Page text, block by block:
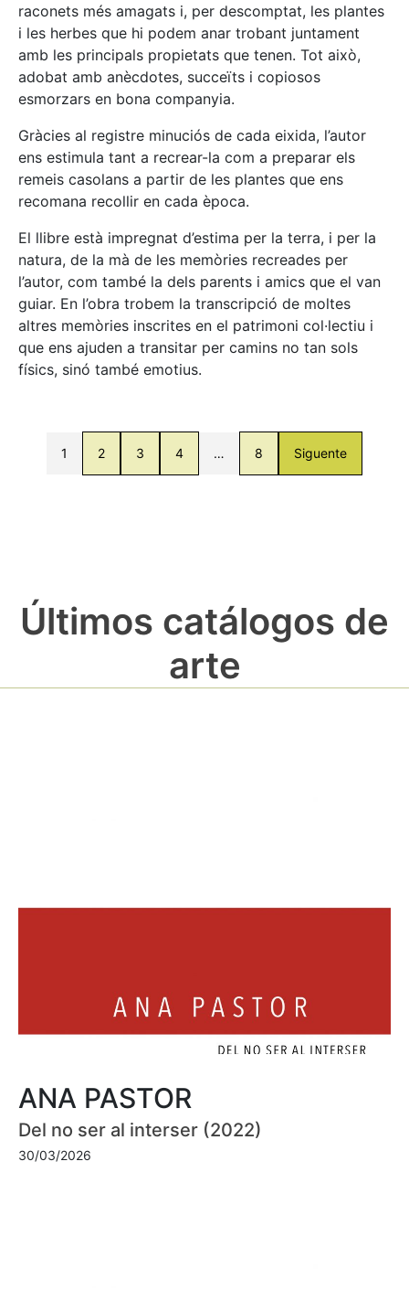
raconets més amagats i, per descomptat, les plantes
i les herbes que hi podem anar trobant juntament
amb les principals propietats que tenen. Tot això,
adobat amb anècdotes, succeïts i copiosos
esmorzars en bona companyia.
Gràcies al registre minuciós de cada eixida, l’autor
ens estimula tant a recrear-la com a preparar els
remeis casolans a partir de les plantes que ens
recomana recollir en cada època.
El llibre està impregnat d’estima per la terra, i per la
natura, de la mà de les memòries recreades per
l’autor, com també la dels parents i amics que el van
guiar. En l’obra trobem la transcripció de moltes
altres memòries inscrites en el patrimoni col·lectiu i
que ens ajuden a transitar per camins no tan sols
físics, sinó també emotius.
1 2 3 4 … 8 Siguente
Últimos catálogos de
arte
ANA PASTOR
Del no ser al interser (2022)
30/03/2026